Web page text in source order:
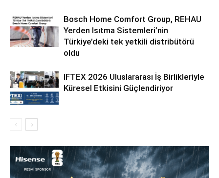
Bosch Home Comfort Group, REHAU
Yerden Isıtma Sistemleri’nin
Türkiye’deki tek yetkili distribütörü
oldu
IFTEX 2026 Uluslararası İş Birlikleriyle
Küresel Etkisini Güçlendiriyor